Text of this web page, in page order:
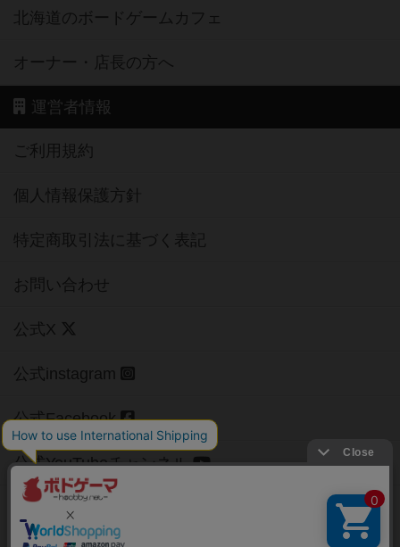
北海道のボードゲームカフェ
オーナー・店長の方へ
運営者情報
ご利用規約
個人情報保護方針
特定商取引法に基づく表記
お問い合わせ
公式X
公式instagram
公式Facebook
公式YouTubeチャンネル